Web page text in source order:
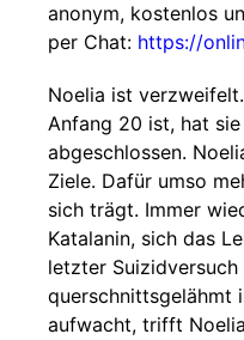
anonym, kostenlos
per Chat: https://
Noelia ist
Anfang 20 ist, hat
abgeschlossen.
Ziele. Dafür umso
sich trägt. Immer
Katalanin, sich das
letzter
querschnittsgelähmt
aufwacht, trifft